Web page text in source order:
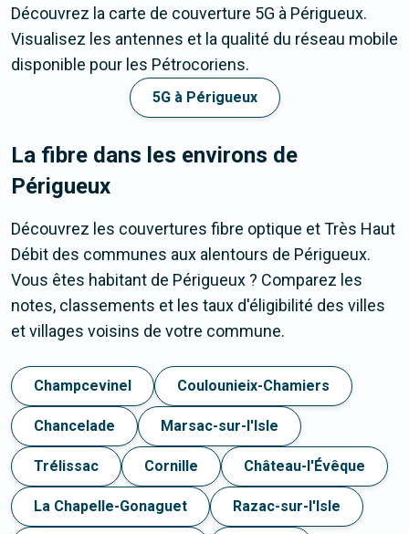
Découvrez la carte de couverture 5G à Périgueux.
Visualisez les antennes et la qualité du réseau mobile
disponible pour les Pétrocoriens.
5G à Périgueux
La fibre dans les environs de
Périgueux
Découvrez les couvertures fibre optique et Très Haut
Débit des communes aux alentours de Périgueux.
Vous êtes habitant de Périgueux ? Comparez les
notes, classements et les taux d'éligibilité des villes
et villages voisins de votre commune.
Champcevinel Coulounieix-Chamiers
Chancelade Marsac-sur-l'Isle
Trélissac Cornille Château-l'Évêque
La Chapelle-Gonaguet Razac-sur-l'Isle